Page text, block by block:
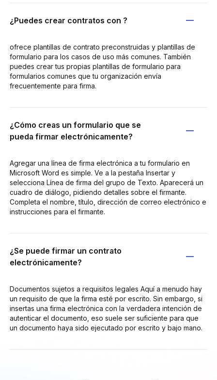
¿Puedes crear contratos con ?
ofrece plantillas de contrato preconstruidas y plantillas de
formulario para los casos de uso más comunes. También
puedes crear tus propias plantillas de formulario para
formularios comunes que tu organización envía
frecuentemente para firma.
¿Cómo creas un formulario que se
pueda firmar electrónicamente?
Agregar una línea de firma electrónica a tu formulario en
Microsoft Word es simple. Ve a la pestaña Insertar y
selecciona Línea de firma del grupo de Texto. Aparecerá un
cuadro de diálogo, pidiendo detalles sobre el firmante.
Completa el nombre, título, dirección de correo electrónico e
instrucciones para el firmante.
¿Se puede firmar un contrato
electrónicamente?
Documentos sujetos a requisitos legales Aquí a menudo hay
un requisito de que la firma esté por escrito. Sin embargo, si
insertas una firma electrónica con la verdadera intención de
autenticar el documento, eso suele ser suficiente para que
un documento haya sido ejecutado por escrito y bajo mano.